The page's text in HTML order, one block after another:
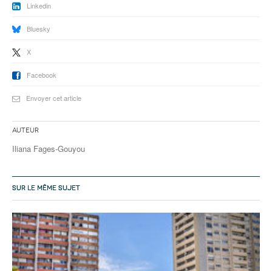
Linkedin
Bluesky
X
Facebook
Envoyer cet article
Auteur
Iliana Fages-Gouyou
SUR LE MÊME SUJET